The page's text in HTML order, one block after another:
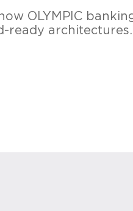
OLYMPIC
ready architectures.